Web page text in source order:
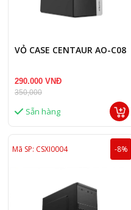
VỎ CASE CENTAUR AO-C08
290.000 VNĐ
350,000
Sẵn hàng
Mã SP: CSXI0004 -8%